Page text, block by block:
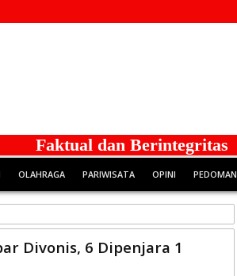
Faktual dan Berintegritas
OLAHRAGA PARIWISATA OPINI
Divonis, 6 Dipenjara 1